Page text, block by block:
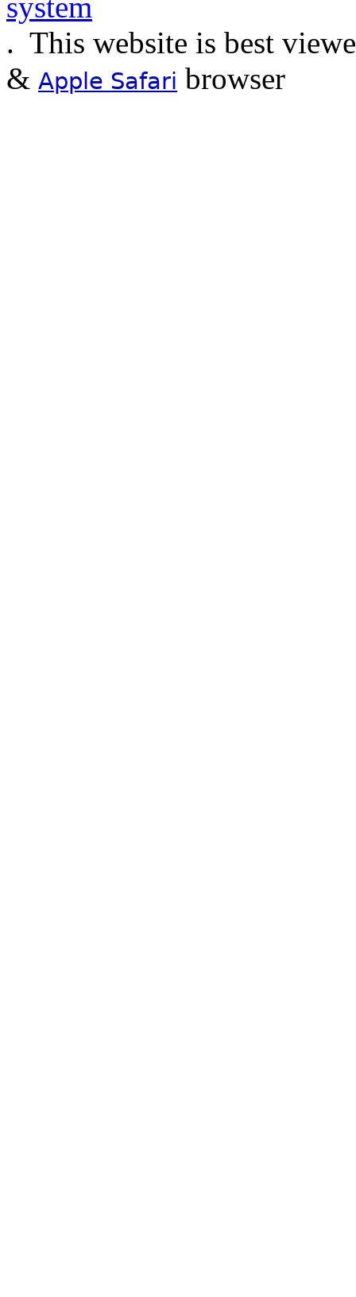
. This website is best
& Apple Safari browser